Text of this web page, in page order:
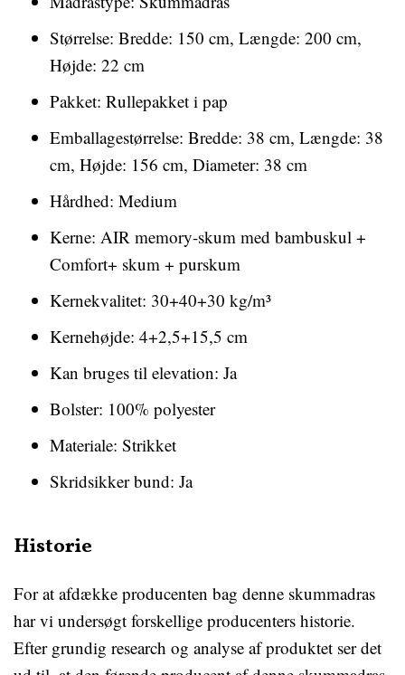
Størrelse: Bredde: 150 cm, Længde: 200 cm,
Højde: 22 cm
Pakket: Rullepakket i pap
Emballagestørrelse: Bredde: 38 cm, Længde: 38
cm, Højde: 156 cm, Diameter: 38 cm
Hårdhed: Medium
Kerne: AIR memory-skum med bambuskul +
Comfort+ skum + purskum
Kernekvalitet: 30+40+30 kg/m³
Kernehøjde: 4+2,5+15,5 cm
Kan bruges til elevation: Ja
Bolster: 100% polyester
Materiale: Strikket
Skridsikker bund: Ja
Historie
For at afdække producenten bag denne skummadras
har vi undersøgt forskellige producenters historie.
Efter grundig research og analyse af produktet ser det